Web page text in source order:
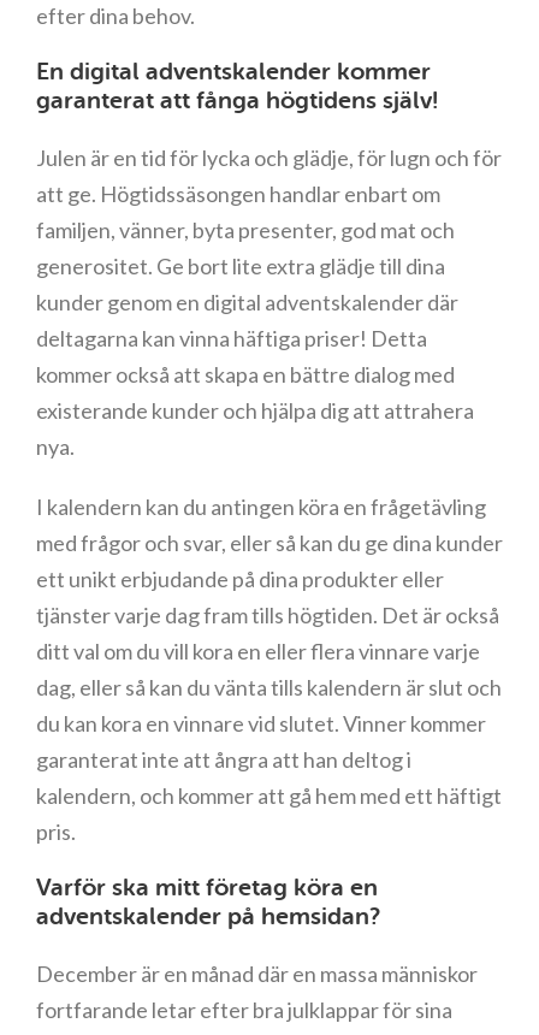
efter dina behov.
En digital adventskalender kommer
garanterat att fånga högtidens själv!
Julen är en tid för lycka och glädje, för lugn och för
att ge. Högtidssäsongen handlar enbart om
familjen, vänner, byta presenter, god mat och
generositet. Ge bort lite extra glädje till dina
kunder genom en digital adventskalender där
deltagarna kan vinna häftiga priser! Detta
kommer också att skapa en bättre dialog med
existerande kunder och hjälpa dig att attrahera
nya.
I kalendern kan du antingen köra en frågetävling
med frågor och svar, eller så kan du ge dina kunder
ett unikt erbjudande på dina produkter eller
tjänster varje dag fram tills högtiden. Det är också
ditt val om du vill kora en eller flera vinnare varje
dag, eller så kan du vänta tills kalendern är slut och
du kan kora en vinnare vid slutet. Vinner kommer
garanterat inte att ångra att han deltog i
kalendern, och kommer att gå hem med ett häftigt
pris.
Varför ska mitt företag köra en
adventskalender på hemsidan?
December är en månad där en massa människor
fortfarande letar efter bra julklappar för sina